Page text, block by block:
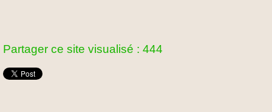
Partager ce site visualisé : 444